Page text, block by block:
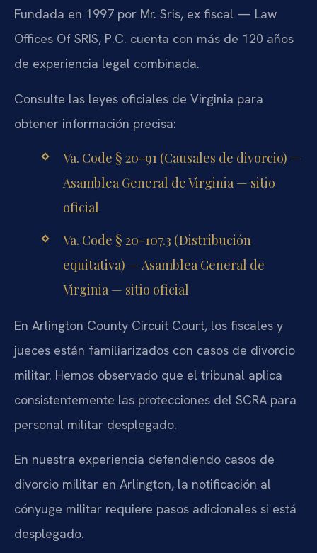
Fundada en 1997 por Mr. Sris, ex fiscal — Law
Offices Of SRIS, P.C. cuenta con más de 120 años
de experiencia legal combinada.
Consulte las leyes oficiales de Virginia para
obtener información precisa:
Va. Code § 20-91 (Causales de divorcio) —
Asamblea General de Virginia — sitio
oficial
Va. Code § 20-107.3 (Distribución
equitativa) — Asamblea General de
Virginia — sitio oficial
En Arlington County Circuit Court, los fiscales y
jueces están familiarizados con casos de divorcio
militar. Hemos observado que el tribunal aplica
consistentemente las protecciones del SCRA para
personal militar desplegado.
En nuestra experiencia defendiendo casos de
divorcio militar en Arlington, la notificación al
cónyuge militar requiere pasos adicionales si está
desplegado.